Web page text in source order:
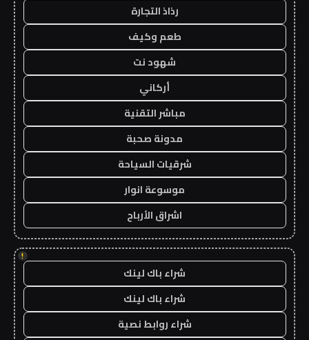
رذاذ التجارة
طعم وكيف
شهود نت
أركاني
مباشر التقنية
مدونة صحبة
شرقيات السياحة
موسوعة انوار
اشراق الأرباح
!
شراء باك لينك
شراء باك لينك
شراء روابط نصية